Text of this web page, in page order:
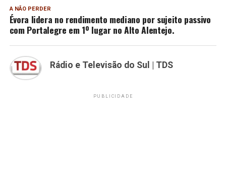
A NÃO PERDER
Évora lidera no rendimento mediano por sujeito passivo
com Portalegre em 1º lugar no Alto Alentejo.
Rádio e Televisão do Sul | TDS
PUBLICIDADE